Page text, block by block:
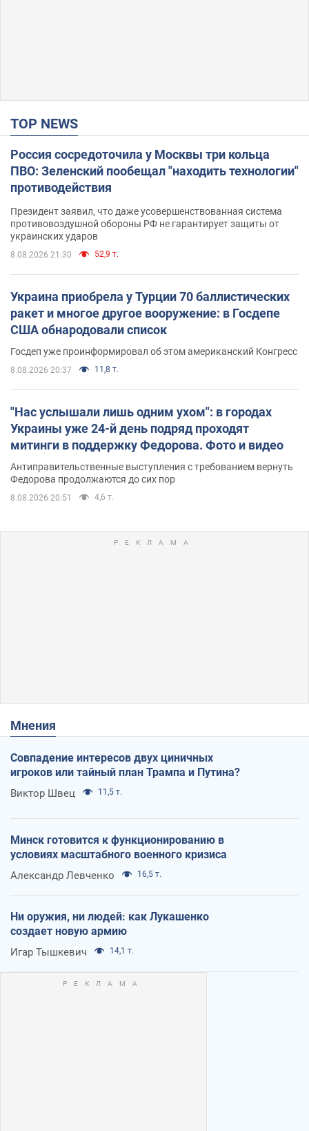
TOP NEWS
Россия сосредоточила у Москвы три кольца
ПВО: Зеленский пообещал "находить технологии"
противодействия
Президент заявил, что даже усовершенствованная система
противовоздушной обороны РФ не гарантирует защиты от
украинских ударов
8.08.2026 21:30 52,9 т.
Украина приобрела у Турции 70 баллистических
ракет и многое другое вооружение: в Госдепе
США обнародовали список
Госдеп уже проинформировал об этом американский Конгресс
8.08.2026 20:37 11,8 т.
"Нас услышали лишь одним ухом": в городах
Украины уже 24-й день подряд проходят
митинги в поддержку Федорова. Фото и видео
Антиправительственные выступления с требованием вернуть
Федорова продолжаются до сих пор
8.08.2026 20:51 4,6 т.
Мнения
Совпадение интересов двух циничных
игроков или тайный план Трампа и Путина?
Виктор Швец 11,5 т.
Минск готовится к функционированию в
условиях масштабного военного кризиса
Александр Левченко 16,5 т.
Ни оружия, ни людей: как Лукашенко
создает новую армию
Игар Тышкевич 14,1 т.